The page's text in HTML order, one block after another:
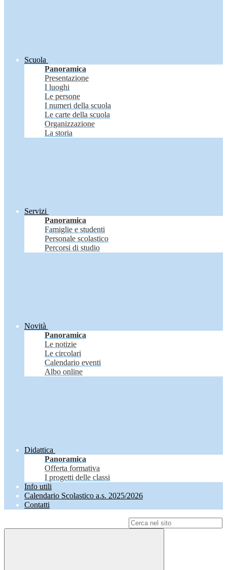
Scuola
Panoramica
Presentazione
I luoghi
Le persone
I numeri della scuola
Le carte della scuola
Organizzazione
La storia
Servizi
Panoramica
Famiglie e studenti
Personale scolastico
Percorsi di studio
Novità
Panoramica
Le notizie
Le circolari
Calendario eventi
Albo online
Didattica
Panoramica
Offerta formativa
I progetti delle classi
Info utili
Calendario Scolastico a.s. 2025/2026
Contatti